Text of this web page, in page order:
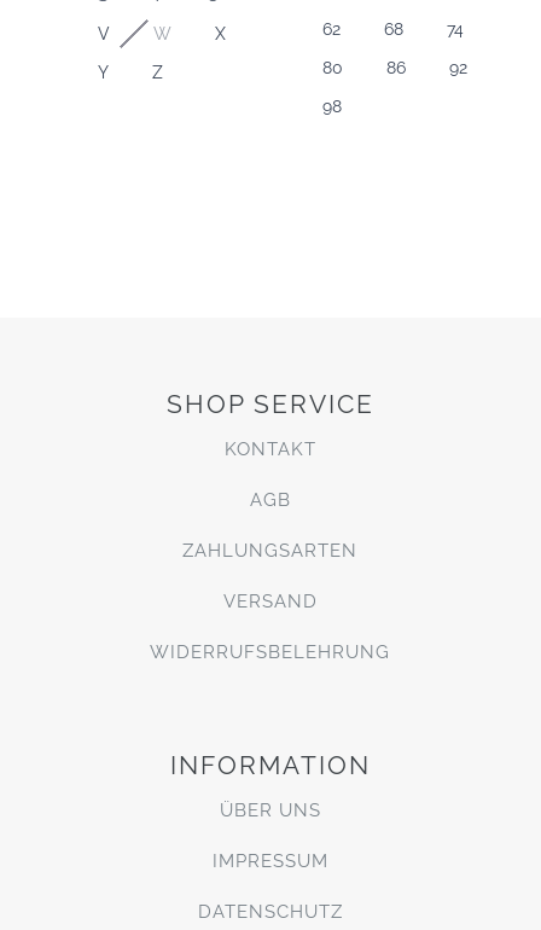
V
W
X
Y
Z
62
68
74
80
86
92
98
SHOP SERVICE
KONTAKT
AGB
ZAHLUNGSARTEN
VERSAND
WIDERRUFSBELEHRUNG
INFORMATION
ÜBER UNS
IMPRESSUM
DATENSCHUTZ